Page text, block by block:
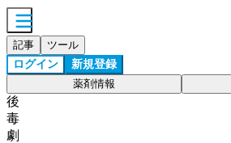
記事 ツール
ログイン 新規登録
薬剤情報
後
毒
劇